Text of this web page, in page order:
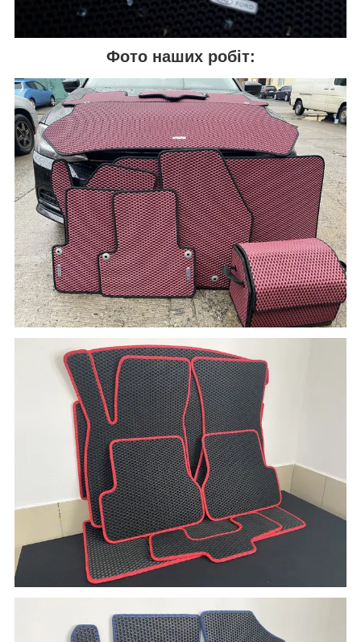
Фото наших робіт: